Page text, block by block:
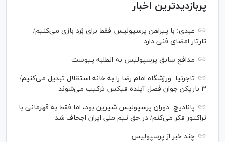
پربازدیدترین اخبار
عبدی: با پیراهن پرسپولیس فقط برای بُرد بازی می‌کنیم/
تارتار امضای فنی دارد
مدافع سابق پرسپولیس به الطلبه پیوست
تاجرنیا: ورزشگاه امام رضا را به خانه استقلال تبدیل می‌کنیم/
۳ بازیکن جوان فصل آینده فیکس ترکیب می‌شوند
پانادیچ: دوران پرسپولیس شیرین بود، اما فقط به قهرمانی با
تراکتور فکر می‌کنم/ در حق تیم ملی ایران اجحاف شد
چند خبر از پرسپولیس